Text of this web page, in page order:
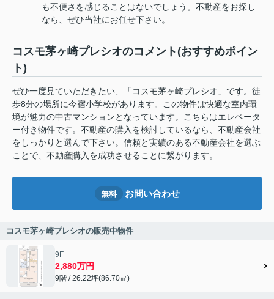
も不便さを感じることはないでしょう。不動産をお探し
なら、ぜひ当社にお任せ下さい。
コスモ茅ヶ崎プレシオのコメント(おすすめポイン
ト)
ぜひ一度見ていただきたい、「コスモ茅ヶ崎プレシオ」です。徒
歩8分の場所に今宿小学校があります。この物件は快適な室内環
境が魅力の中古マンションとなっています。こちらはエレベータ
ー付き物件です。不動産の購入を検討しているなら、不動産会社
をしっかりと選んで下さい。信頼と実績のある不動産会社を選ぶ
ことで、不動産購入を成功させることに繋がります。
無料 お問い合わせ
コスモ茅ヶ崎プレシオの販売中物件
9F
2,880万円
9階 / 26.22坪(86.70㎡)